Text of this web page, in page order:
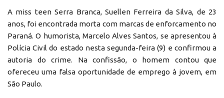
A miss teen Serra Branca, Suellen Ferreira da Silva, de 23
anos, foi encontrada morta com marcas de enforcamento no
Paraná. O humorista, Marcelo Alves Santos, se apresentou à
Polícia Civil do estado nesta segunda-feira (9) e confirmou a
autoria do crime. Na confissão, o homem contou que
ofereceu uma falsa oportunidade de emprego à jovem, em
São Paulo.